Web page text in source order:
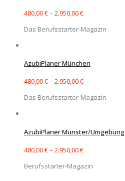
480,00€– 2.950,00€
Das Berufsstarter-Magazin
AzubiPlaner München
480,00€– 2.950,00€
Das Berufsstarter-Magazin
AzubiPlaner Münster/Umgebung
480,00€– 2.950,00€
Berufsstarter-Magazin